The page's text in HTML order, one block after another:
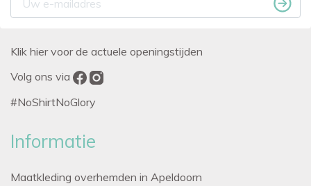
Klik hier voor de actuele openingstijden
Volg ons via
#NoShirtNoGlory
Informatie
Maatkleding overhemden in Apeldoorn